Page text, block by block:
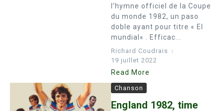
l’hymne officiel de la Coupe
du monde 1982, un paso
doble ayant pour titre « El
mundial« . Efficac...
Richard Coudrais
19 juillet 2022
Read More
Chanson
England 1982, time